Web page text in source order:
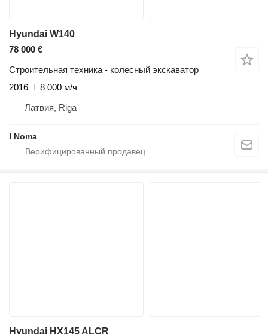
Hyundai W140
78 000 €
Строительная техника - колесный экскаватор
2016
8 000 м/ч
Латвия, Riga
I Noma
Hyundai HX145 ALCR